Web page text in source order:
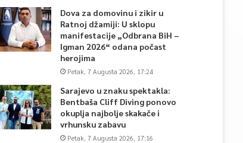
Dova za domovinu i zikir u
Ratnoj džamiji: U sklopu
manifestacije „Odbrana BiH –
Igman 2026“ odana počast
herojima
Petak, 7 Augusta 2026, 17:24
Sarajevo u znaku spektakla:
Bentbaša Cliff Diving ponovo
okuplja najbolje skakače i
vrhunsku zabavu
Petak, 7 Augusta 2026, 17:16